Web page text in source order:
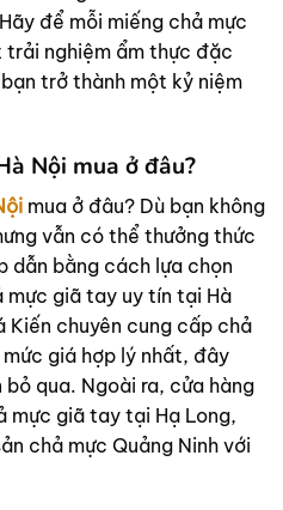
để mỗi miếng chả mực
nghiệm ẩm thực đặc
trở thành một kỷ niệm
Nội mua ở đâu?
mua ở đâu? Dù bạn không
vẫn có thể thưởng thức
dẫn bằng cách lựa chọn
mực giã tay uy tín tại Hà
Kiến chuyên cung cấp chả
giá hợp lý nhất, đây
qua. Ngoài ra, cửa hàng
mực giã tay tại Hạ Long,
chả mực Quảng Ninh với